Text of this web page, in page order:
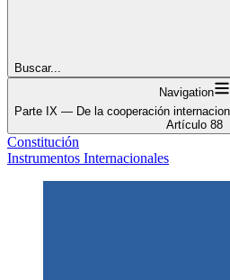
Buscar...
Navigation
Parte IX — De la cooperación
Artículo 88
Constitución
Instrumentos Internacionales